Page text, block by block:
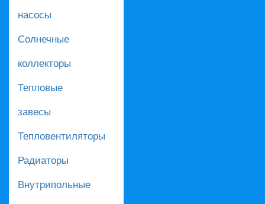
насосы
Солнечные
коллекторы
Тепловые
завесы
Тепловентиляторы
Радиаторы
Внутрипольные